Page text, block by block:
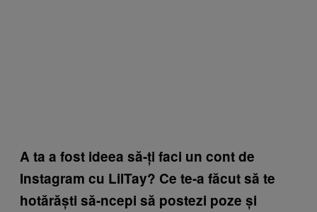
A ta a fost ideea să-ți faci un cont de
Instagram cu LilTay? Ce te-a făcut să te
hotărăști să-ncepi să postezi poze și